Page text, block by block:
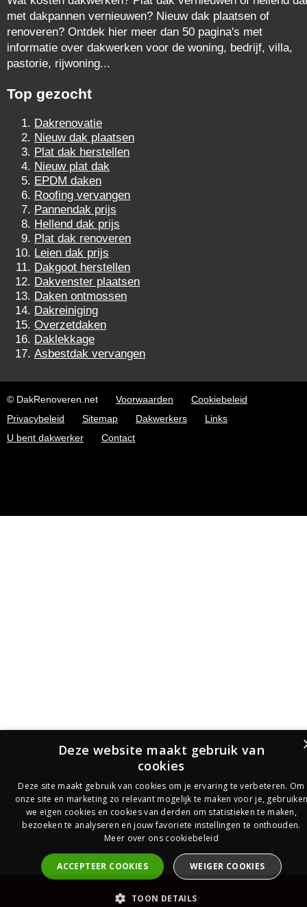
met dakpannen vernieuwen? Nieuw dak plaatsen of
renoveren? Ontdek hier meer dan 50 pagina's met
informatie over dakwerken voor de woning, bedrijf, villa,
pastorie, rijwoning...
Top gezocht
Dakrenovatie
Nieuw dak plaatsen
Plat dak herstellen
Nieuw plat dak
EPDM daken
Roofing vervangen
Pannendak prijs
Hellend dak prijs
Plat dak renoveren
Leien dak prijs
Dakgoot herstellen
Dakvenster plaatsen
Daken ontmossen
Dakreiniging
Overzetdaken
Daklekkage
Asbestdak vervangen
© DakRenoveren.net Voorwaarden
Cookiebeleid
Privacybeleid
Sitemap Dakwerkers
Links
U bent dakwerker
Contact
PrijsOfferte
Deze website maakt gebruik van
cookies
Deze site maakt gebruik van cookies om je ervaring te verbeteren. Om
onze site en marketing zo relevant mogelijk te maken voor je,
we eigen cookies en cookies van derden om statistieken te maken,
bezoeken te analyseren en jouw favoriete instellingen te onthouden.
Meer over ons cookiebeleid
ACCEPTEER COOKIES WEIGER COOKIES
TOON DETAILS